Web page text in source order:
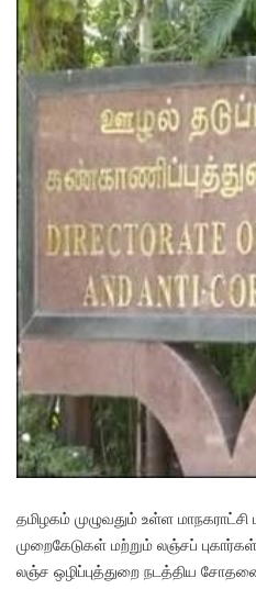
தமிழகம் முழுவதும் உள்ள
முறைகேடுகள் மற்றும் லஞ்சப்
லஞ்ச ஒழிப்புத்துறை நடத்திய